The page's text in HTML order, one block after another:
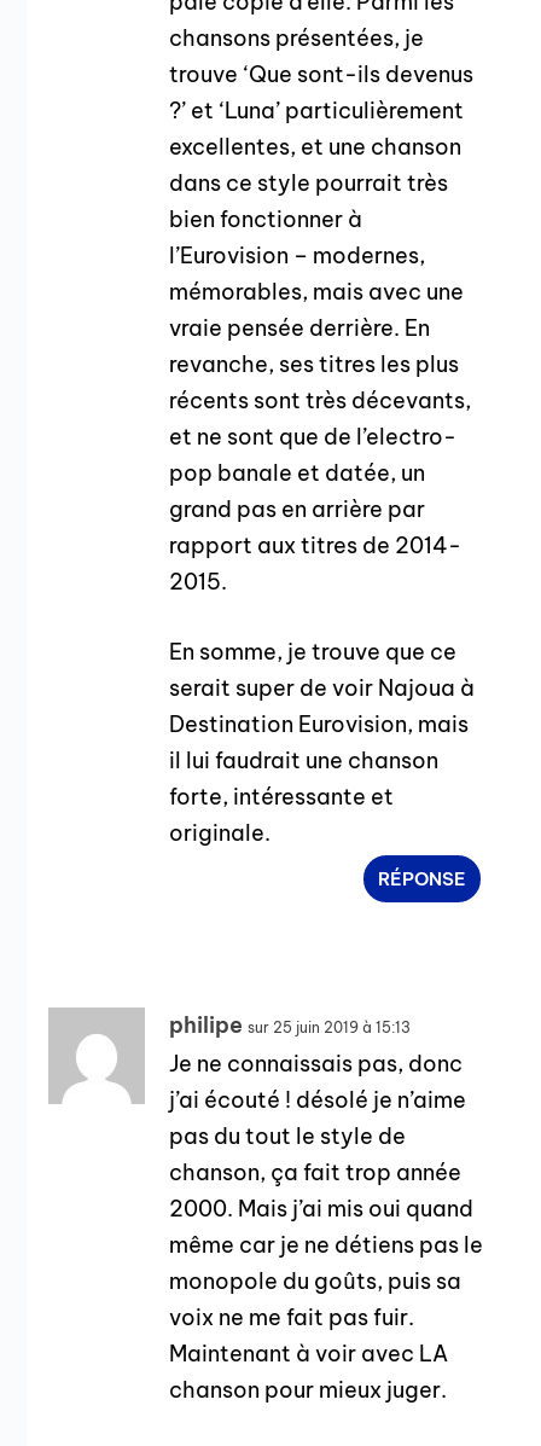
chansons présentées, je
trouve ‘Que sont-ils devenus
?’ et ‘Luna’ particulièrement
excellentes, et une chanson
dans ce style pourrait très
bien fonctionner à
l’Eurovision – modernes,
mémorables, mais avec une
vraie pensée derrière. En
revanche, ses titres les plus
récents sont très décevants,
et ne sont que de l’electro-
pop banale et datée, un
grand pas en arrière par
rapport aux titres de 2014-
2015.
En somme, je trouve que ce
serait super de voir Najoua à
Destination Eurovision, mais
il lui faudrait une chanson
forte, intéressante et
originale.
RÉPONSE
philipe sur 25 juin 2019 à 15:13
Je ne connaissais pas, donc
j’ai écouté ! désolé je n’aime
pas du tout le style de
chanson, ça fait trop année
2000. Mais j’ai mis oui quand
même car je ne détiens pas le
monopole du goûts, puis sa
voix ne me fait pas fuir.
Maintenant à voir avec LA
chanson pour mieux juger.